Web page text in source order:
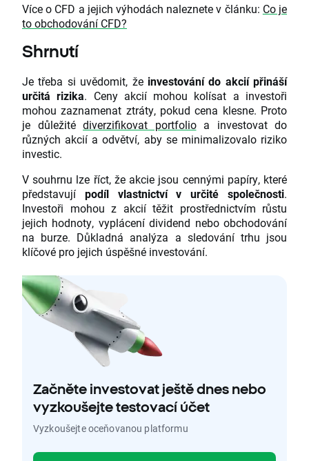
Více o CFD a jejich výhodách naleznete v článku: Co je
to obchodování CFD?
Shrnutí
Je třeba si uvědomit, že investování do akcií přináší
určitá rizika. Ceny akcií mohou kolísat a investoři
mohou zaznamenat ztráty, pokud cena klesne. Proto
je důležité diverzifikovat portfolioa investovat do
různých akcií a odvětví, aby se minimalizovalo riziko
investic.
V souhrnu lze říct, že akcie jsou cennými papíry, které
představují podíl vlastnictví v určité společnosti.
Investoři mohou z akcií těžit prostřednictvím růstu
jejich hodnoty, vyplácení dividend nebo obchodování
na burze. Důkladná analýza a sledování trhu jsou
klíčové pro jejich úspěšné investování.
Začněte investovat ještě dnes nebo
vyzkoušejte testovací účet
Vyzkoušejte oceňovanou platformu